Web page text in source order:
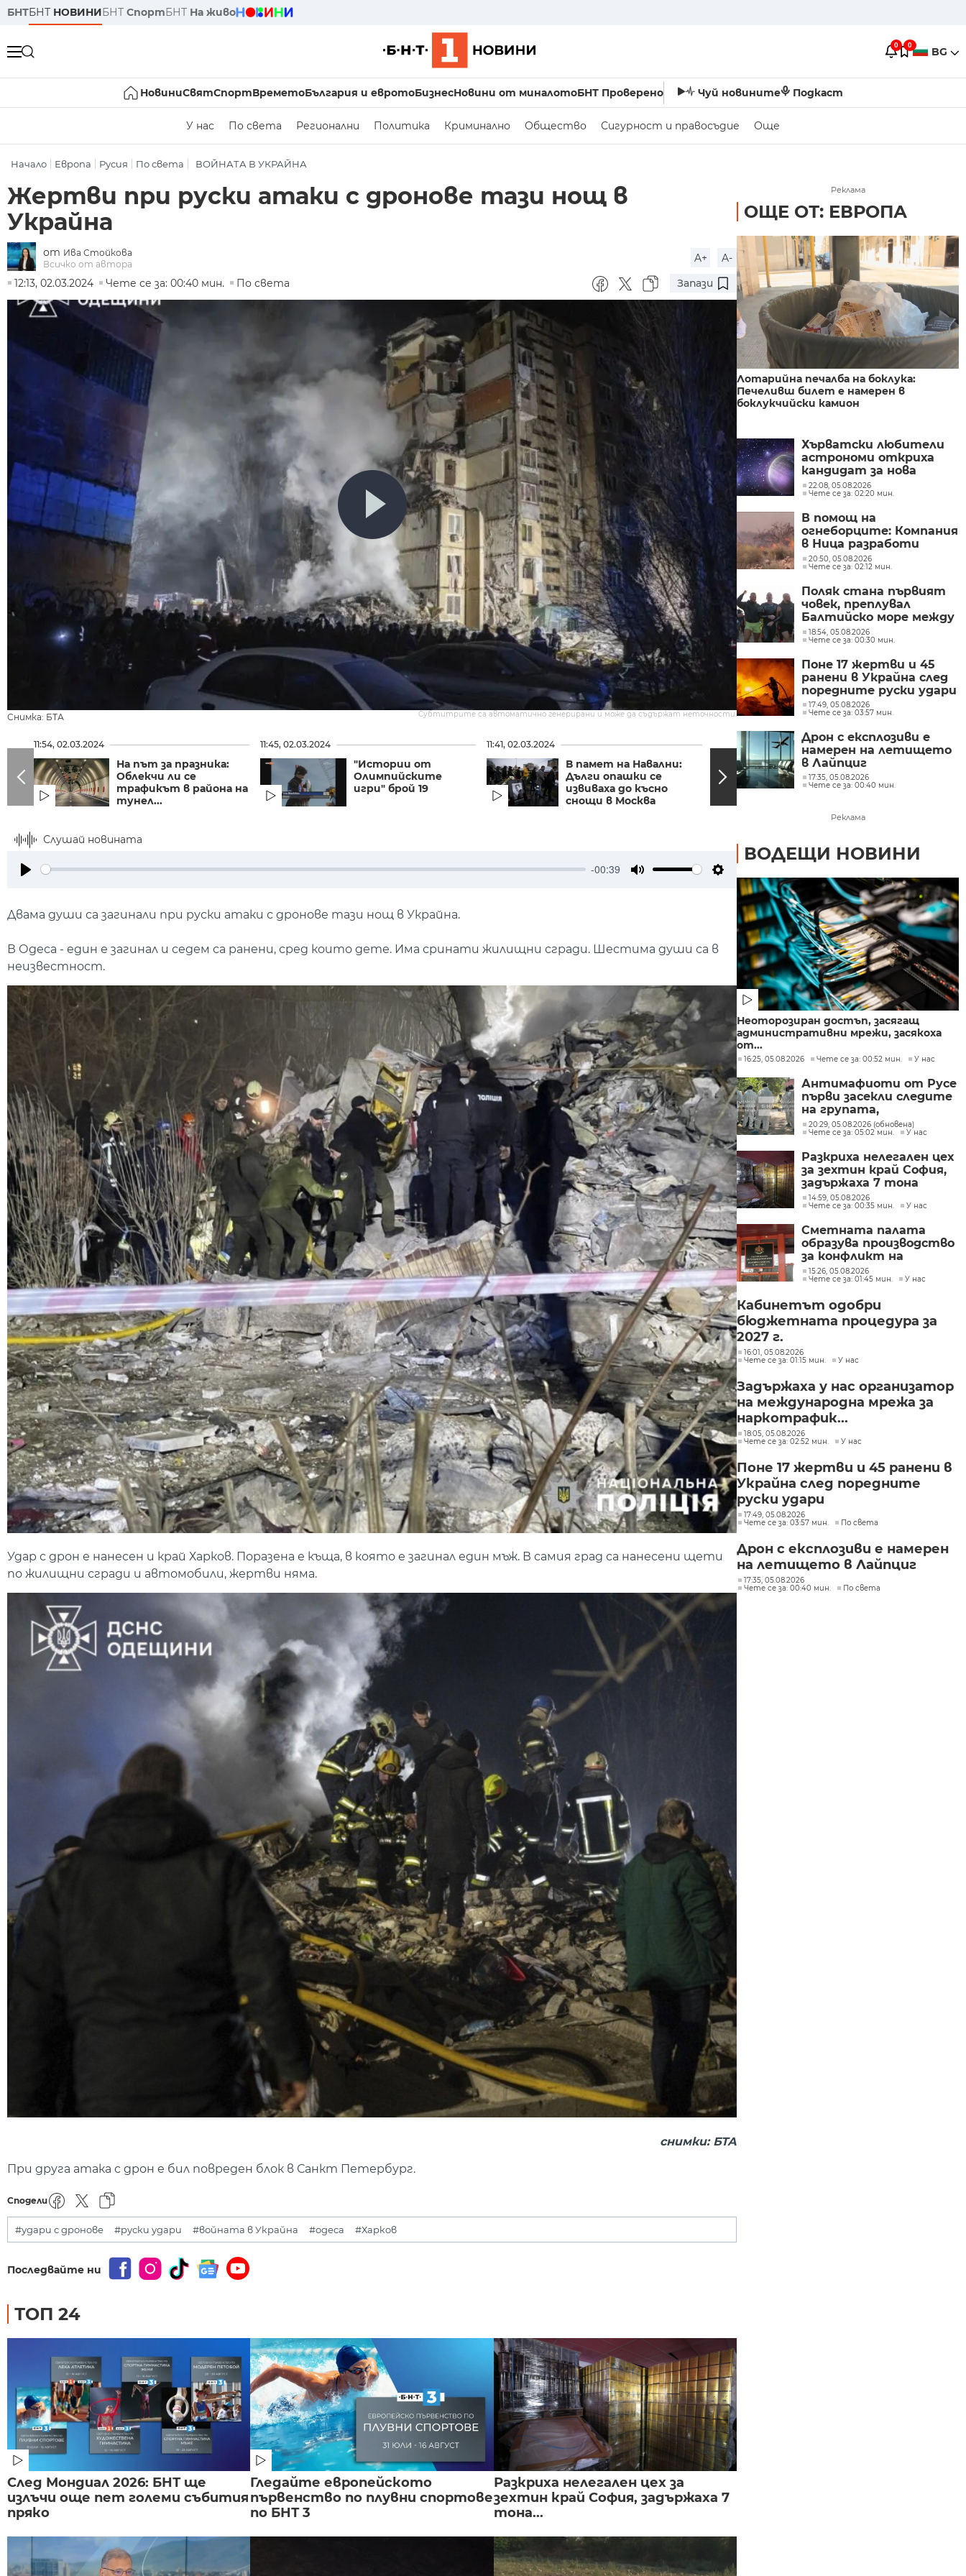
БНТБНТ НОВИНИБНТ СпортБНТ На живо
0 0 BG
НовиниСвятСпортВреметоБългария и евротоБизнесНовини от миналотоБНТ Проверено Чуй новините Подкаст
У нас По света Регионални Политика Криминално Общество Сигурност и правосъдие Още
Начало Европа Русия По света ВОЙНАТА В УКРАЙНА
Жертви при руски атаки с дронове тази нощ в
Украйна
от Ива Стойкова
Всичко от автора
A+
A-
12:13, 02.03.2024
Чете се за: 00:40 мин. По света Запази
Снимка: БТА Субтитрите са автоматично генерирани и може да съдържат неточности.
11:54, 02.03.2024
На път за празника:
Облекчи ли се
трафикът в района на
тунел...
11:45, 02.03.2024
"Истории от
Олимпийските
игри" брой 19
11:41, 02.03.2024
В памет на Навални:
Дълги опашки се
извиваха до късно
снощи в Москва
11:22, 02.03.2024
Кола се заби челно в
автобус на градския
транспорт в София
Слушай новината
-00:39
Settings
Двама души са загинали при руски атаки с дронове тази нощ в Украйна.
В Одеса - един е загинал и седем са ранени, сред които дете. Има сринати жилищни сгради. Шестима души са в
неизвестност.
Удар с дрон е нанесен и край Харков. Поразена е къща, в която е загинал един мъж. В самия град са нанесени щети
по жилищни сгради и автомобили, жертви няма.
снимки: БТА
При друга атака с дрон е бил повреден блок в Санкт Петербург.
Сподели
#удари с дронове #руски удари #войната в Украйна #одеса #Харков
Последвайте ни
ТОП 24
След Мондиал 2026: БНТ ще
излъчи още пет големи събития
пряко
Гледайте европейското
първенство по плувни спортове
по БНТ 3
Разкриха нелегален цех за
зехтин край София, задържаха 7
тона...
Реклама
ОЩЕ ОТ: ЕВРОПА
Лотарийна печалба на боклука:
Печеливш билет е намерен в
боклукчийски камион
Хърватски любители
астрономи откриха
кандидат за нова
планетарна мъглявина
22:08, 05.08.2026
Чете се за: 02:20 мин.
В помощ на
огнеборците: Компания
в Ница разработи
система за
предвиждане на
разпространението на
пожари
20:50, 05.08.2026
Чете се за: 02:12 мин.
Поляк стана първият
човек, преплувал
Балтийско море между
Швеция и Полша без
спиране и почивка
18:54, 05.08.2026
Чете се за: 00:30 мин.
Поне 17 жертви и 45
ранени в Украйна след
поредните руски удари
17:49, 05.08.2026
Чете се за: 03:57 мин.
Дрон с експлозиви е
намерен на летището
в Лайпциг
17:35, 05.08.2026
Чете се за: 00:40 мин.
Реклама
ВОДЕЩИ НОВИНИ
Неоторозиран достъп, засягащ
административни мрежи, засякоха
от...
16:25, 05.08.2026 Чете се за: 00:52 мин. У нас
Антимафиоти от Русе
първи засекли следите
на групата,
произвеждала
фентанил в София
20:29, 05.08.2026 (обновена)
Чете се за: 05:02 мин.
У нас
Разкриха нелегален цех
за зехтин край София,
задържаха 7 тона
продукт без марка
14:59, 05.08.2026
Чете се за: 00:35 мин.
У нас
Сметната палата
образува производство
за конфликт на
интереси при Делян
Пеевски
15:26, 05.08.2026
Чете се за: 01:45 мин.
У нас
Кабинетът одобри
бюджетната процедура за
2027 г.
16:01, 05.08.2026
Чете се за: 01:15 мин.
У нас
Задържаха у нас организатор
на международна мрежа за
наркотрафик...
18:05, 05.08.2026
Чете се за: 02:52 мин.
У нас
Поне 17 жертви и 45 ранени в
Украйна след поредните
руски удари
17:49, 05.08.2026
Чете се за: 03:57 мин.
По света
Дрон с експлозиви е намерен
на летището в Лайпциг
17:35, 05.08.2026
Чете се за: 00:40 мин.
По света